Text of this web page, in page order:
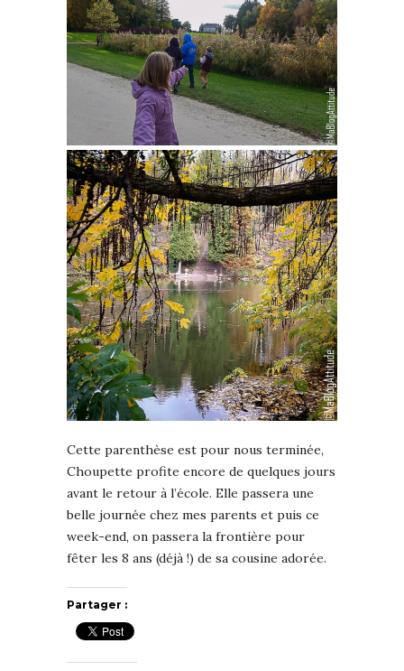
Cette parenthèse est pour nous terminée,
Choupette profite encore de quelques jours
avant le retour à l’école. Elle passera une
belle journée chez mes parents et puis ce
week-end, on passera la frontière pour
fêter les 8 ans (déjà !) de sa cousine adorée.
Partager :